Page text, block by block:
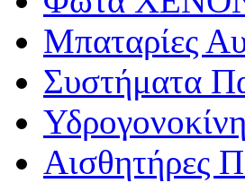
Μπαταρίες
Συστήματα
Αισθητήρες